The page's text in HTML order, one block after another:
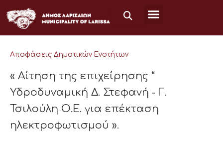
στο
περιεχόμενο
Αποφάσεις Δημοτικών Ενοτήτων
« Αίτηση της επιχείρησης “
Υδροδυναμική Δ. Στεφανή ‐ Γ.
Τσιλούλη Ο.Ε. για επέκταση
ηλεκτροφωτισμού ».